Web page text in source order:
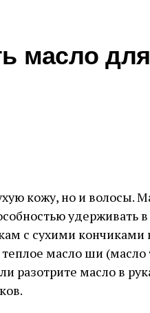
масло
кожу, но и волосы.
удерживать в
с сухими кончиками
масло ши (масло
разотрите масло в